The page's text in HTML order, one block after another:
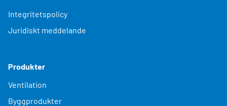
Integritetspolicy
Juridiskt meddelande
Produkter
Ventilation
Byggprodukter